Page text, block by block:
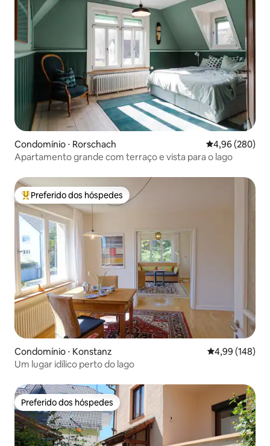
Condomínio ⋅ Rorschach 4,96 de uma
4,96 (280)
Apartamento grande com terraço e vista para o lago
Entre os melhores preferidos dos hóspedes
Preferido dos hóspedes
Condomínio ⋅ Konstanz 4,99 de uma
4,99 (148)
Um lugar idílico perto do lago
Preferido dos hóspedes
Preferido dos hóspedes